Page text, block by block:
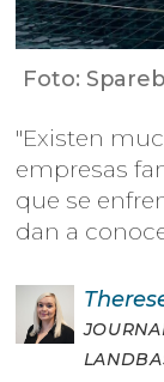
Foto:
"Existen
empresas
que se
dan a